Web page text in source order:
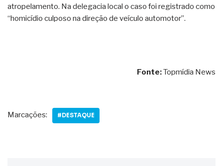
atropelamento. Na delegacia local o caso foi registrado como
“homicídio culposo na direção de veículo automotor”.
Fonte:Topmídia News
Marcações: #DESTAQUE